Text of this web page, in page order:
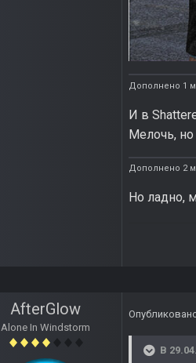
Дополнено 1
И в
Мелочь,
Дополнено 2
Но ладно,
AfterGlow
Alone In Windstorm
В